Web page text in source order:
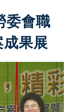
委會職
果展